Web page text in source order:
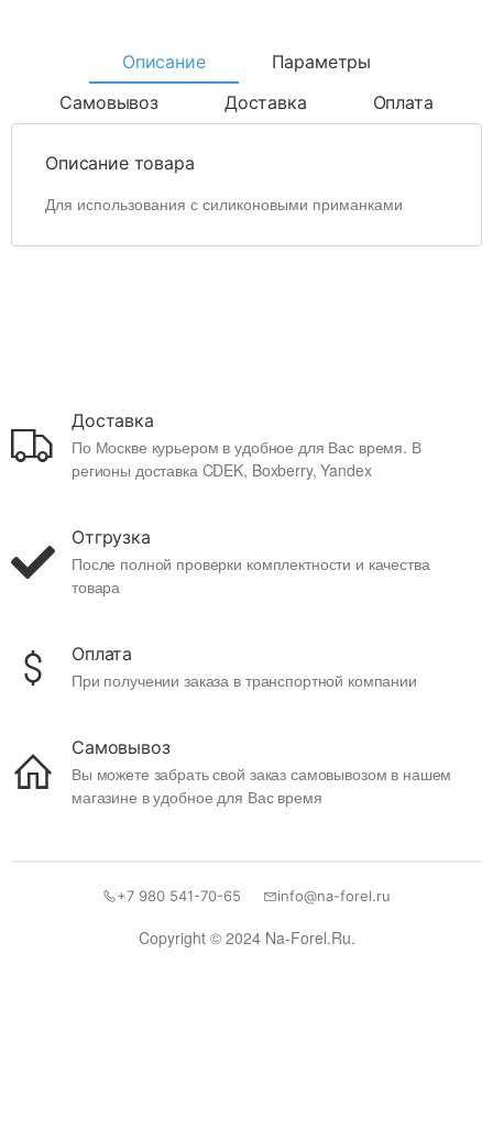
Описание
Параметры
Самовывоз
Доставка Оплата
Описание товара
Для использования с силиконовыми приманками
Доставка
По Москве курьером в удобное для Вас время. В
регионы доставка CDEK, Boxberry, Yandex
Отгрузка
После полной проверки комплектности и качества
товара
Оплата
При получении заказа в транспортной компании
Самовывоз
Вы можете забрать свой заказ самовывозом в нашем
магазине в удобное для Вас время
Copyright © 2024 Na-Forel.Ru.
+7 980 541-70-65 info@na-forel.ru